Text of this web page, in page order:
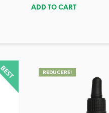
ADD TO CART
REDUCERE!